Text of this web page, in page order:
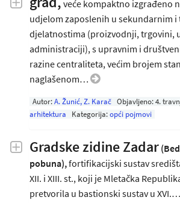
veće kompaktno izgrađeno
udjelom zaposlenih u sekundarnim
djelatnostima (proizvodnji, trgovini,
administraciji), s upravnim i
razine centraliteta, većim brojem
naglašenom…
Autor: A. Žunić, Z. Karač Objavljeno:4.
arhitektura
Kategorija:opći pojmovi
Gradske zidine Zadar
pobuna),fortifikacijski sustav
XII. i XIII. st., koji je Mletačka
pretvorila u bastionski sustav u XVI.…